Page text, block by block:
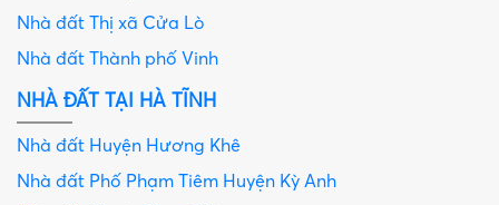
Nhà đất Thị xã Cửa Lò
Nhà đất Thành phố Vinh
NHÀ ĐẤT TẠI HÀ TĨNH
Nhà đất Huyện Hương Khê
Nhà đất Phố Phạm Tiêm Huyện Kỳ Anh